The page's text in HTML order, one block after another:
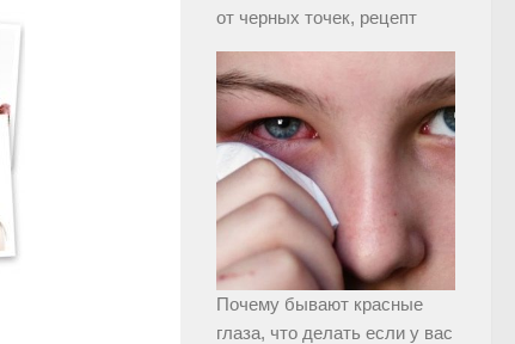
от черных точек, рецепт
Почему бывают красные
глаза, что делать если у вас